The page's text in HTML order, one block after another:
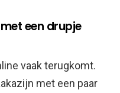
een drupje
vaak terugkomt.
met een paar